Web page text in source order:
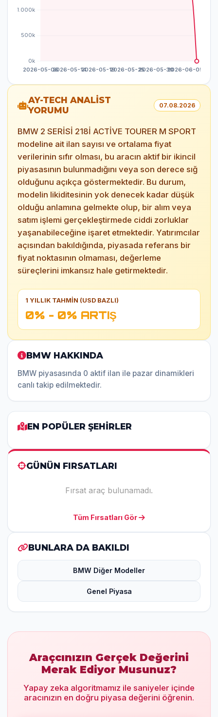
AY-TECH ANALİST
YORUMU
07.08.2026
BMW 2 SERİSİ 218İ ACTİVE TOURER M SPORT
modeline ait ilan sayısı ve ortalama fiyat
verilerinin sıfır olması, bu aracın aktif bir ikincil
piyasasının bulunmadığını veya son derece sığ
olduğunu açıkça göstermektedir. Bu durum,
modelin likiditesinin yok denecek kadar düşük
olduğu anlamına gelmekte olup, bir alım veya
satım işlemi gerçekleştirmede ciddi zorluklar
yaşanabileceğine işaret etmektedir. Yatırımcılar
açısından bakıldığında, piyasada referans bir
fiyat noktasının olmaması, değerleme
süreçlerini imkansız hale getirmektedir.
1 YILLIK TAHMİN (USD BAZLI)
0% - 0% ARTIŞ
BMW HAKKINDA
BMW piyasasında 0 aktif ilan ile pazar dinamikleri
canlı takip edilmektedir.
EN POPÜLER ŞEHİRLER
GÜNÜN FIRSATLARI
Fırsat araç bulunamadı.
Tüm Fırsatları Gör
BUNLARA DA BAKILDI
BMW Diğer Modeller
Genel Piyasa
Araçcınızın Gerçek Değerini
Merak Ediyor Musunuz?
Yapay zeka algoritmamız ile saniyeler içinde
aracınızın en doğru piyasa değerini öğrenin.